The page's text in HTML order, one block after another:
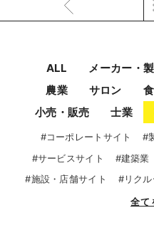
ALL メーカー・
農業
サロン
小売・販売
士業
#コーポレートサイト #
#サービスサイト
#建築業
#施設・店舗サイト
#リクル
全て